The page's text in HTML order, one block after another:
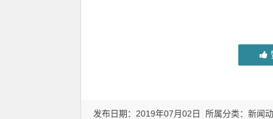
发布日期：2019年07月02日 所属分类： 新闻